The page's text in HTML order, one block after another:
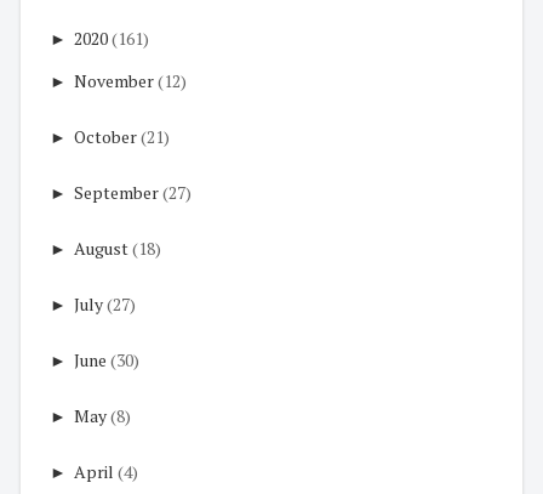
► 2020(161)
► November(12)
► October(21)
► September(27)
► August(18)
► July(27)
► June (30)
► May(8)
► April (4)